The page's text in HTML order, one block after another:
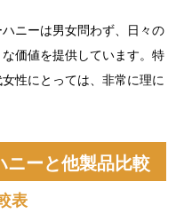
ニーは男女問わず、日々の
価値を提供しています。特
性にとっては、非常に理に
ニーと他製品比較
表